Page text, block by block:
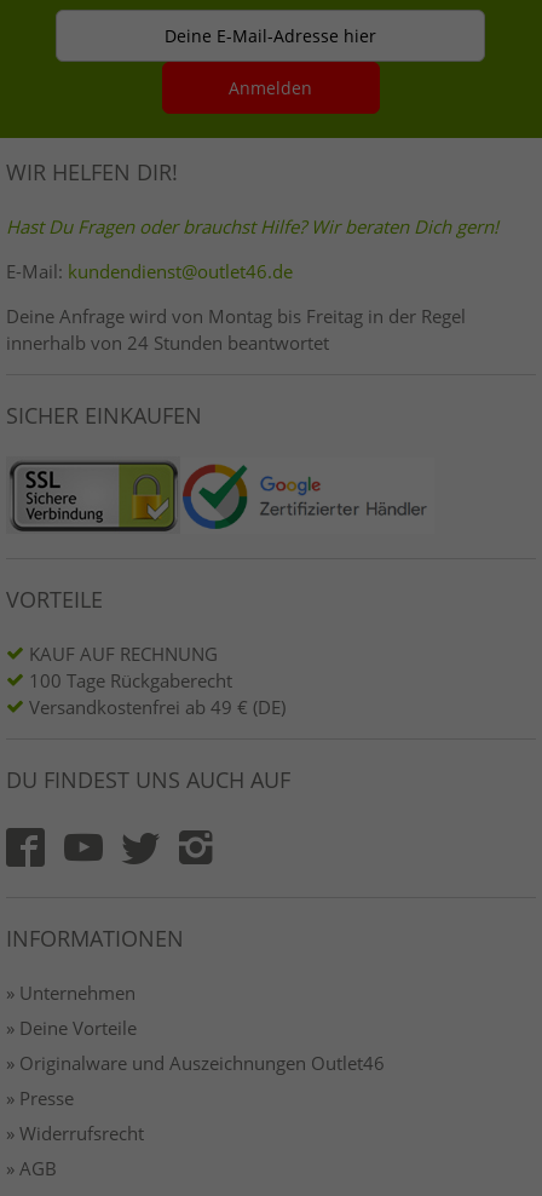
Deine E-Mail-Adresse hier
Anmelden
WIR HELFEN DIR!
Hast Du Fragen oder brauchst Hilfe? Wir beraten Dich gern!
E-Mail: kundendienst@outlet46.de
Deine Anfrage wird von Montag bis Freitag in der Regel
innerhalb von 24 Stunden beantwortet
SICHER EINKAUFEN
VORTEILE
KAUF AUF RECHNUNG
100 Tage Rückgaberecht
Versandkostenfrei ab 49 € (DE)
DU FINDEST UNS AUCH AUF
INFORMATIONEN
» Unternehmen
» Deine Vorteile
» Originalware und Auszeichnungen Outlet46
» Presse
» Widerrufsrecht
» AGB